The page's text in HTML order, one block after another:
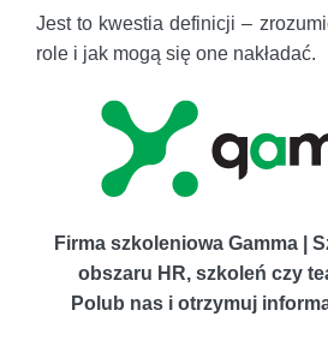
Jest to kwestia definicji –
role i jak mogą się one nakładać.
Firma szkoleniowa Gamma |
obszaru HR, szkoleń czy
Polub nas i otrzymuj